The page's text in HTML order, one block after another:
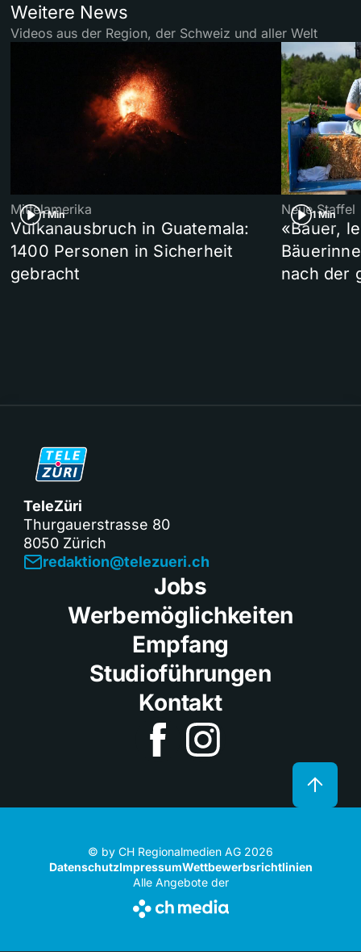
Weitere News
Videos aus der Region, der Schweiz und aller Welt
1 Min
Mittelamerika
Vulkanausbruch in Guatemala:
1400 Personen in Sicherheit
gebracht
1 Min
Neue Staffel
«Bauer,
nach der
TeleZüri
Thurgauerstrasse 80
8050 Zürich
redaktion@telezueri.ch
Jobs
Werbemöglichkeiten
Empfang
Studioführungen
Kontakt
© by CH Regionalmedien AG 2026
DatenschutzImpressumWettbewerbsrichtlinien
Alle Angebote der